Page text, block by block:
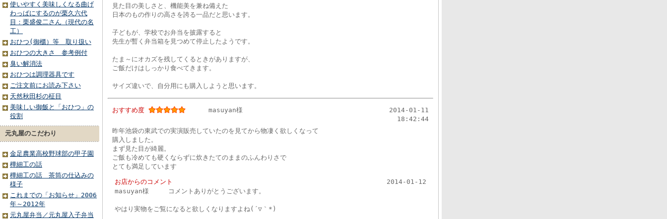
使いやすく美味しくなる曲げ
わっぱにするのが栗久六代
目：栗盛俊二さん（現代の名
工）
おひつ(御櫃）等 取り扱い
おひつの大きさ 参考例付
臭い解消法
おひつは調理器具です
ご注文前にお読み下さい
天然秋田杉の柾目
美味しい御飯と「おひつ」の
役割
元丸屋のこだわり
金足農業高校野球部の甲子園
樺細工の話
樺細工の話 茶筒の仕込みの
様子
これまでの「お知らせ」2006
年～2012年
元丸屋弁当／元丸屋入子弁当
見た目の美しさと、機能美を兼ね備えた
日本のもの作りの高さを誇る一品だと思います。
子どもが、学校でお弁当を披露すると
先生が暫く弁当箱を見つめて停止したようです。
たま～にオカズを残してくるときがありますが、
ご飯だけはしっかり食べてきます。
サイズ違いで、自分用にも購入しようと思います。
おすすめ度 masuyan様
2014-01-11
18:42:44
昨年池袋の東武での実演販売していたのを見てから物凄く欲しくなって
購入しました。
まず見た目が綺麗。
ご飯も冷めても硬くならずに炊きたてのままのふんわりさで
とても満足しています
お店からのコメント
2014-01-12
masuyan様 コメントありがとうございます。
やはり実物をご覧になると欲しくなりますよね(´▽｀*)